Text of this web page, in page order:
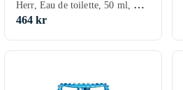
Herr, Eau de toilette, 50 ml, Dylan Blue, Mysk, Tonkabönor, Viol, Bergamott, Grapefrukt, Rökelse, Trä, Peppar, Patchouli, Saffran, Fikon, Läder, Ambra, Papyrus
464 kr